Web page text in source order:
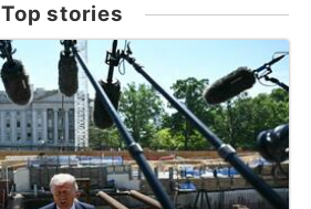
Top stories